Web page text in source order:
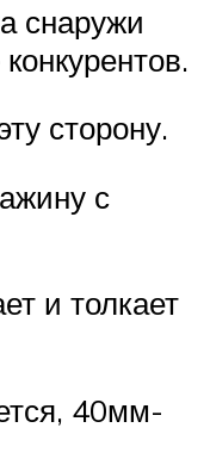
снаружи
сторону.
с
и толкает
40мм-